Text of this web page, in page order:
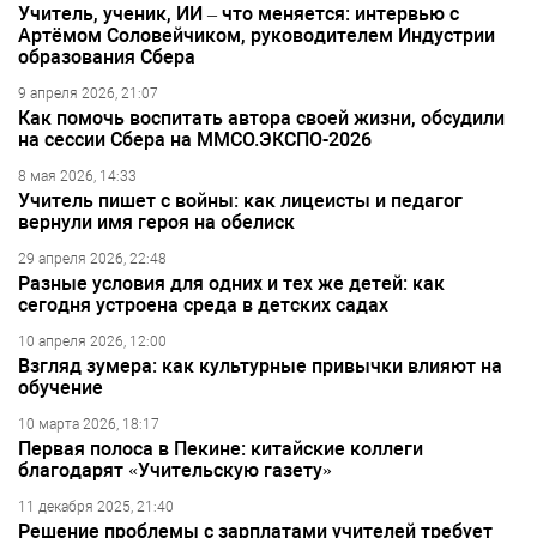
Учитель, ученик, ИИ – что меняется: интервью с
Артёмом Соловейчиком, руководителем Индустрии
образования Сбера
9 апреля 2026, 21:07
Как помочь воспитать автора своей жизни, обсудили
на сессии Сбера на ММСО.ЭКСПО-2026
8 мая 2026, 14:33
Учитель пишет с войны: как лицеисты и педагог
вернули имя героя на обелиск
29 апреля 2026, 22:48
Разные условия для одних и тех же детей: как
сегодня устроена среда в детских садах
10 апреля 2026, 12:00
Взгляд зумера: как культурные привычки влияют на
обучение
10 марта 2026, 18:17
Первая полоса в Пекине: китайские коллеги
благодарят «Учительскую газету»
11 декабря 2025, 21:40
Решение проблемы с зарплатами учителей требует